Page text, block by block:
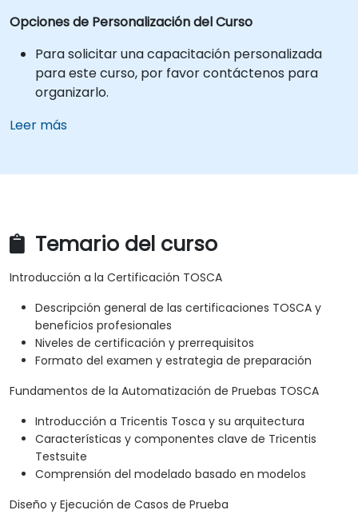
Opciones de Personalización del Curso
Para solicitar una capacitación personalizada
para este curso, por favor contáctenos para
organizarlo.
Leer más
Temario del curso
Introducción a la Certificación TOSCA
Descripción general de las certificaciones TOSCA y
beneficios profesionales
Niveles de certificación y prerrequisitos
Formato del examen y estrategia de preparación
Fundamentos de la Automatización de Pruebas TOSCA
Introducción a Tricentis Tosca y su arquitectura
Características y componentes clave de Tricentis
Testsuite
Comprensión del modelado basado en modelos
Diseño y Ejecución de Casos de Prueba